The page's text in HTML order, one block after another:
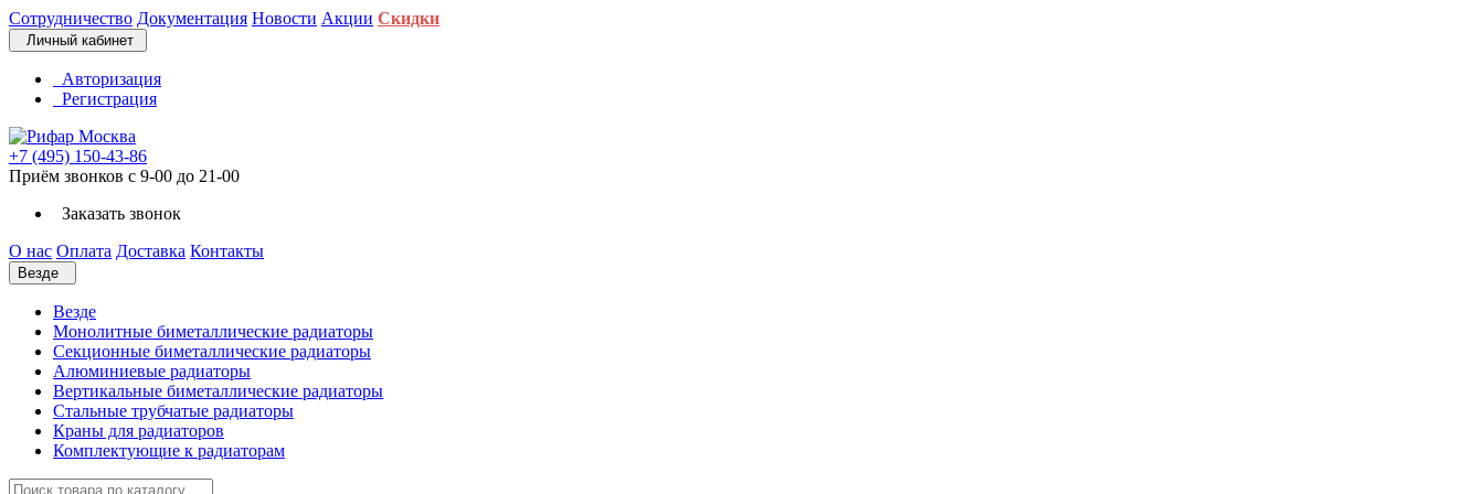
Сотрудничество Документация Новости Акции Скидки
Личный кабинет
Авторизация
Регистрация
+7 (495) 150-43-86
Приём звонков с 9-00 до 21-00
Заказать звонок
О нас Оплата Доставка Контакты
Везде
Везде
Монолитные биметаллические радиаторы
Секционные биметаллические радиаторы
Алюминиевые радиаторы
Вертикальные биметаллические радиаторы
Стальные трубчатые радиаторы
Краны для радиаторов
Комплектующие к радиаторам